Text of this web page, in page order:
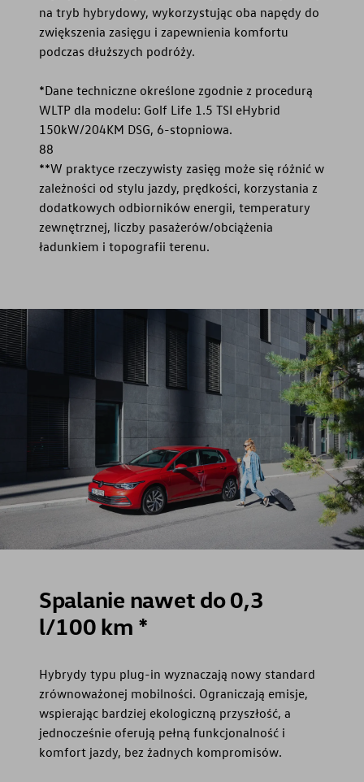
na tryb hybrydowy, wykorzystując oba napędy do
zwiększenia zasięgu i zapewnienia komfortu
podczas dłuższych podróży.
*Dane techniczne określone zgodnie z procedurą
WLTP dla modelu: Golf Life 1.5 TSI eHybrid
150kW/204KM DSG, 6-stopniowa.
88
**W praktyce rzeczywisty zasięg może się różnić w
zależności od stylu jazdy, prędkości, korzystania z
dodatkowych odbiorników energii, temperatury
zewnętrznej, liczby pasażerów/obciążenia
ładunkiem i topografii terenu.
Spalanie nawet do 0,3
l/100 km *
Hybrydy typu plug-in wyznaczają nowy standard
zrównoważonej mobilności. Ograniczają emisje,
wspierając bardziej ekologiczną przyszłość, a
jednocześnie oferują pełną funkcjonalność i
komfort jazdy, bez żadnych kompromisów.